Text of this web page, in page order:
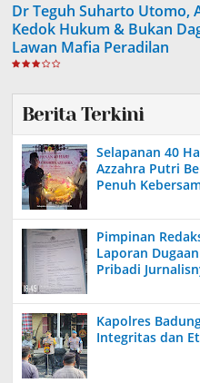
Dr Teguh Suharto Utomo,
Kedok Hukum & Bukan
Lawan Mafia Peradilan
Berita Terkini
Selapanan 40
Azzahra Putri
Penuh
Pimpinan
Laporan
Pribadi
Kapolres
Integritas dan